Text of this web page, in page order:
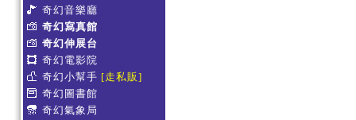
奇幻音樂廳
奇幻寫真館
奇幻伸展台
奇幻電影院
奇幻小幫手 [走私販]
奇幻圖書館
奇幻氣象局